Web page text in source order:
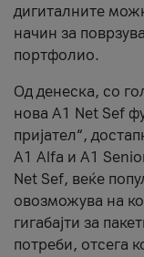
дигиталните
начин за
портфолио.
Од денеска, со
нова A1 Net Sef
пријател“,
А1 Alfa и A1
Net Sef, веќе
овозможува на
гигабајти за
потреби, отсега